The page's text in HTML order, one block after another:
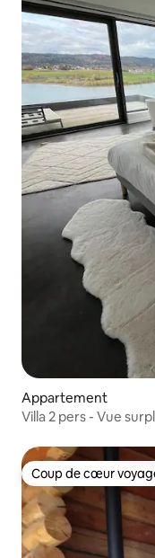
Appartement
Villa 2 pers - Vue
Coup de cœur
Coup de cœur